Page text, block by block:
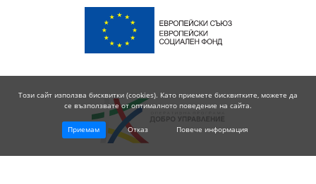
Този сайт използва бисквитки (cookies). Като приемете бисквитките, можете да
се възползвате от оптималното поведение на сайта.
Приемам Отказ Повече информация